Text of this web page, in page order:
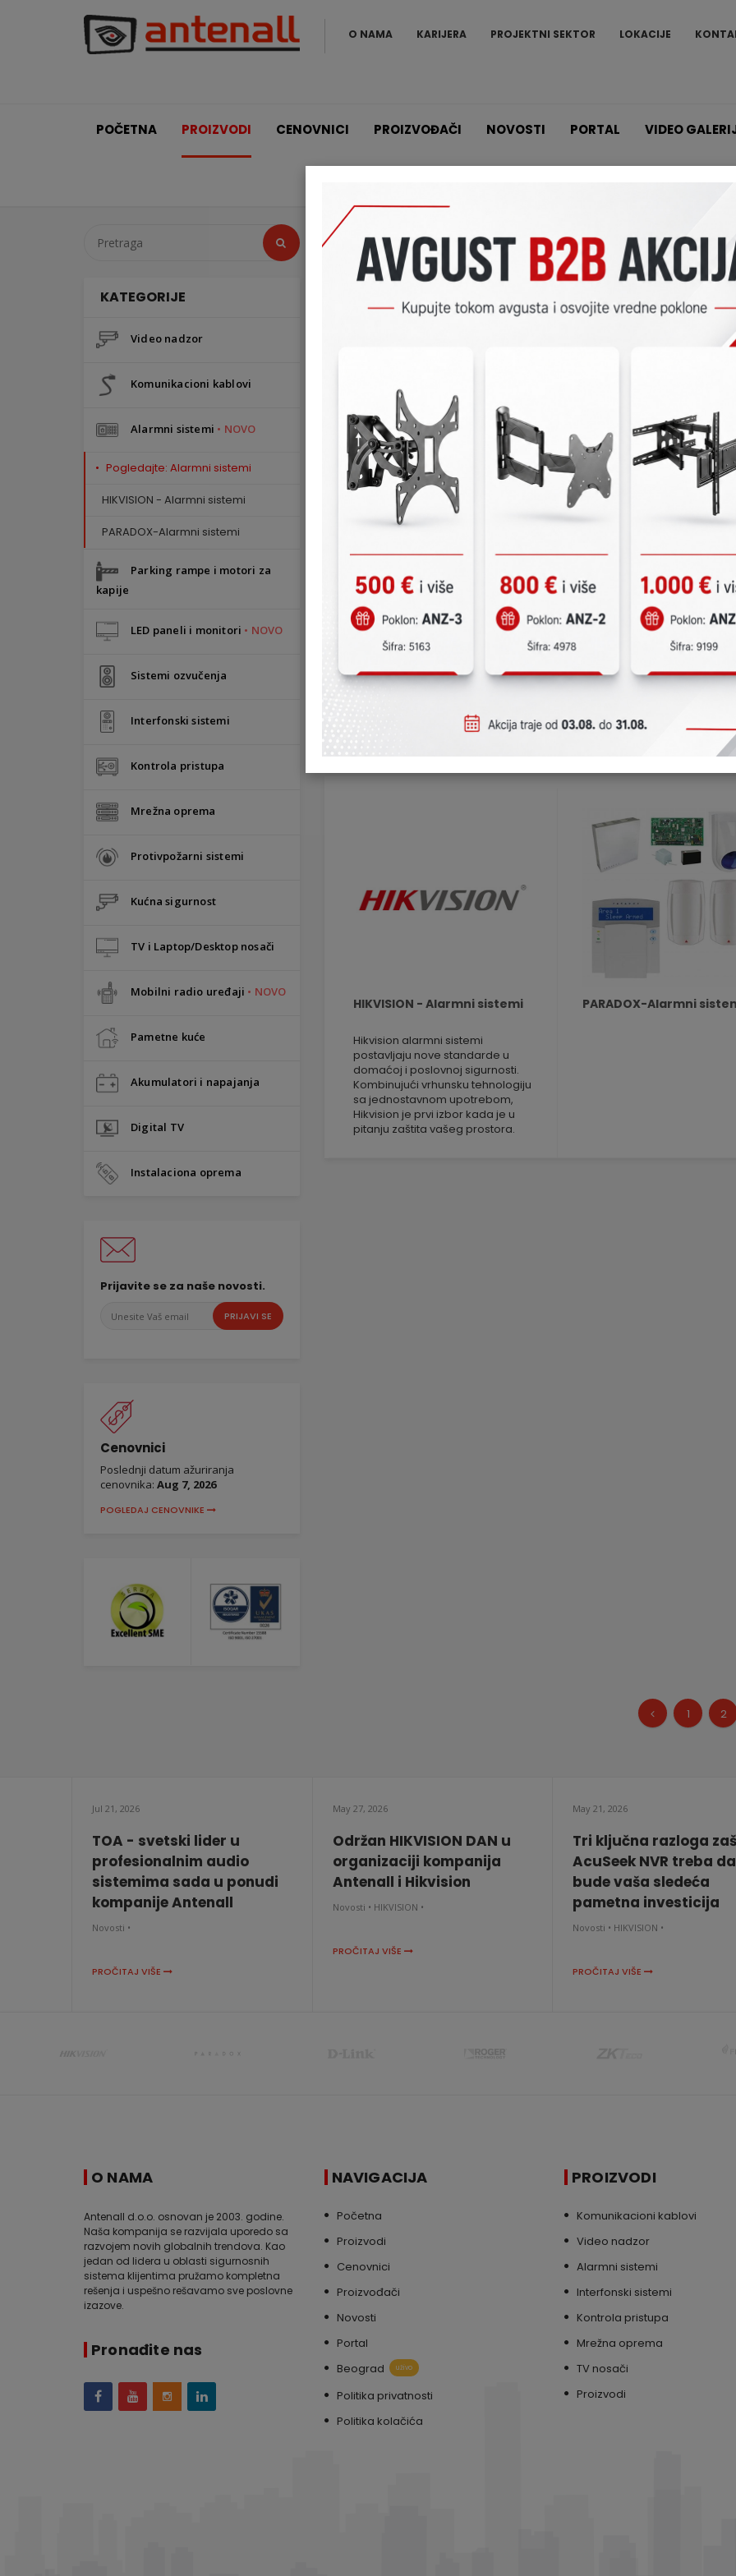
O NAMA KARIJERA PROJEKTNI SEKTOR LOKACIJE
POČETNA PROIZVODI CENOVNICI PROIZVOĐAČI NOVOSTI PORTAL VIDEO
KATEGORIJE
Video nadzor
Komunikacioni kablovi
Alarmni sistemi • NOVO
Pogledajte: Alarmni sistemi
HIKVISION - Alarmni sistemi
PARADOX-Alarmni sistemi
Parking rampe i motori za
kapije
LED paneli i monitori • NOVO
Sistemi ozvučenja
Interfonski sistemi
Kontrola pristupa
Mrežna oprema
Protivpožarni sistemi
Kućna sigurnost
TV i Laptop/Desktop nosači
Mobilni radio uređaji • NOVO
Pametne kuće
Akumulatori i napajanja
Digital TV
Instalaciona oprema
Prijavite se za naše novosti.
Vaš
PRIJAVI SE
Cenovnici
Poslednji datum ažuriranja
cenovnika: Aug 7, 2026
POGLEDAJ CENOVNIKE
Proizvodi Alarmni sistemi
Alarmni sistemi
Alarmni sistem protiv provale je skup međusobno povezanih uređaja koji
ili/i nadzornu stanicu/centar o bilo kakvom kršenju zaštićenih zona. U
jednostavan alarmni sistem pogodan za osnovnu zaštitu kuće/stana ili
poboljšati životne ugodnosti korisnika. Dizajner sistema, obično kompanija
pomoći investitoru/korisniku (klijentu) da odabere optimalno rešenje,
memorijske kartice radi lakše kontrole celokupnog sistema, kao i (opciono)
aplikacijama i internet vezom.
Alarmni sistemi PARADOX, Alarmni sistemi HIKVISION digitalni senzori,
detektori, specijalni detektori, infracrvene IR barijere, MAGELLAN bežične
proširenje, bežični senzori, magelan daljinske komande, moduli za
i IP moduli, magnetni kontakti.
HIKVISION - Alarmni sistemi
Hikvision alarmni sistemi
postavljaju nove standarde u
domaćoj i poslovnoj sigurnosti.
Kombinujući vrhunsku tehnologiju
sa jednostavnom upotrebom,
Hikvision je prvi izbor kada je u
pitanju zaštita vašeg prostora.
PARADOX-Alarmni
1 2
Jul 21, 2026
TOA - svetski lider u
profesionalnim audio
sistemima sada u ponudi
kompanije Antenall
Novosti •
PROČITAJ VIŠE
May 27, 2026
Održan HIKVISION DAN u
organizaciji kompanija
Antenall i Hikvision
Novosti • HIKVISION •
PROČITAJ VIŠE
May 21, 2026
Tri ključna razloga
AcuSeek NVR treba da
bude vaša sledeća
pametna investicija
Novosti • HIKVISION •
PROČITAJ VIŠE
O NAMA
Antenall d.o.o. osnovan je 2003. godine.
Naša kompanija se razvijala uporedo sa
razvojem novih globalnih trendova. Kao
jedan od lidera u oblasti sigurnosnih
sistema klijentima pružamo kompletna
rešenja i uspešno rešavamo sve poslovne
izazove.
Pronađite nas
NAVIGACIJA
Početna
Proizvodi
Cenovnici
Proizvođači
Novosti
Portal
Beograd
uživo
Politika privatnosti
Politika kolačića
PROIZVODI
Komunikacioni kablovi
Video nadzor
Alarmni sistemi
Interfonski sistemi
Kontrola pristupa
Mrežna oprema
TV nosači
Proizvodi